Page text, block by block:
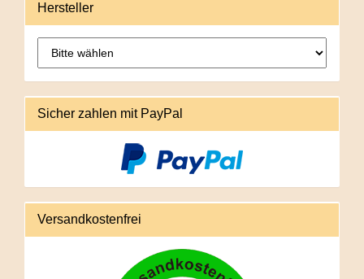
Hersteller
Sicher zahlen mit PayPal
Versandkostenfrei